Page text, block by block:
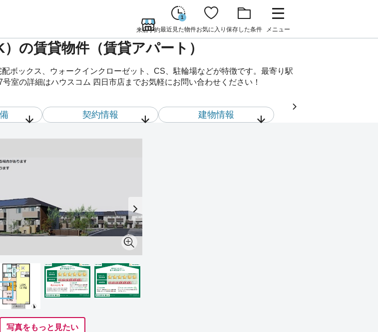
来店予約
1
最近見た物件お気に入り 保存した条件 メニュー
賃貸物件（賃貸アパート）
ックス、ウォークインクローゼット、CS、駐輪場などが特徴です。最寄り駅
の詳細はハウスコム 四日市店までお気軽にお問い合わせください！
契約情報 建物情報
写真をもっと見たい